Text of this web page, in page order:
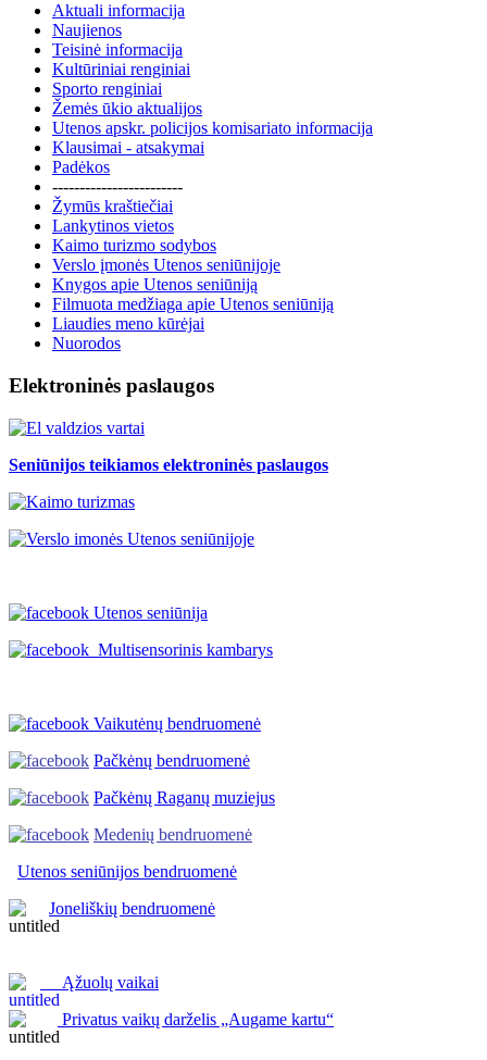
Aktuali informacija
Naujienos
Teisinė informacija
Kultūriniai renginiai
Sporto renginiai
Žemės ūkio aktualijos
Utenos apskr. policijos komisariato informacija
Klausimai - atsakymai
Padėkos
------------------------
Žymūs kraštiečiai
Lankytinos vietos
Kaimo turizmo sodybos
Verslo įmonės Utenos seniūnijoje
Knygos apie Utenos seniūniją
Filmuota medžiaga apie Utenos seniūniją
Liaudies meno kūrėjai
Nuorodos
Elektroninės paslaugos
Seniūnijos teikiamos elektroninės paslaugos
Utenos seniūnija
Multisensorinis kambarys
Vaikutėnų bendruomenė
Pačkėnų bendruomenė
Pačkėnų Raganų muziejus
Medenių bendruomenė
Utenos seniūnijos bendruomenė
Joneliškių bendruomenė
Ąžuolų vaikai
Privatus vaikų darželis „Augame kartu“